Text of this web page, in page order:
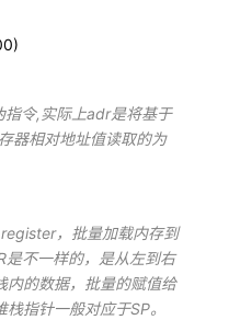
令,实际上adr是将基于
器相对地址值读取的为
，批量加载内存到
是不一样的，是从左到右
内的数据，批量的赋值给
指针一般对应于SP。